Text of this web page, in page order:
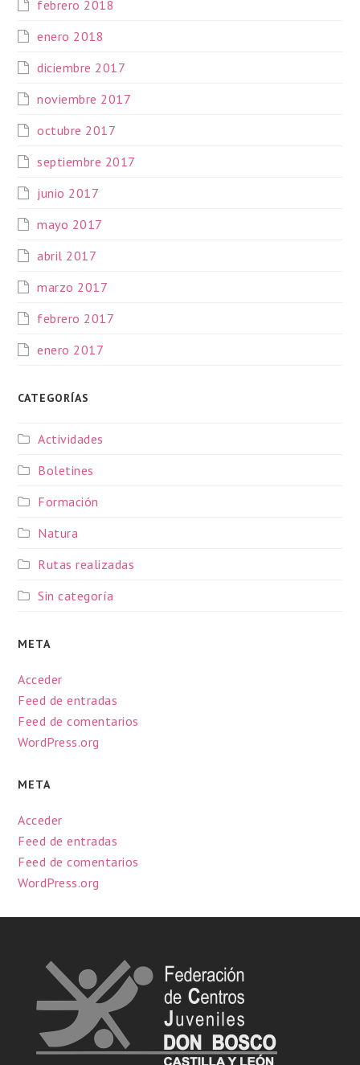
febrero 2018
enero 2018
diciembre 2017
noviembre 2017
octubre 2017
septiembre 2017
junio 2017
mayo 2017
abril 2017
marzo 2017
febrero 2017
enero 2017
CATEGORÍAS
Actividades
Boletines
Formación
Natura
Rutas realizadas
Sin categoría
META
Acceder
Feed de entradas
Feed de comentarios
WordPress.org
META
Acceder
Feed de entradas
Feed de comentarios
WordPress.org